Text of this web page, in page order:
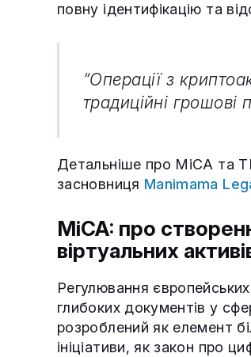
повну ідентифікацію та
“Операції з
традиційні
Детальніше про MiCA та
засновниця Manimama
MiCA: про
віртуальних
Регулювання
глибоких документів у
розроблений як елемент
ініціативи, як закон про